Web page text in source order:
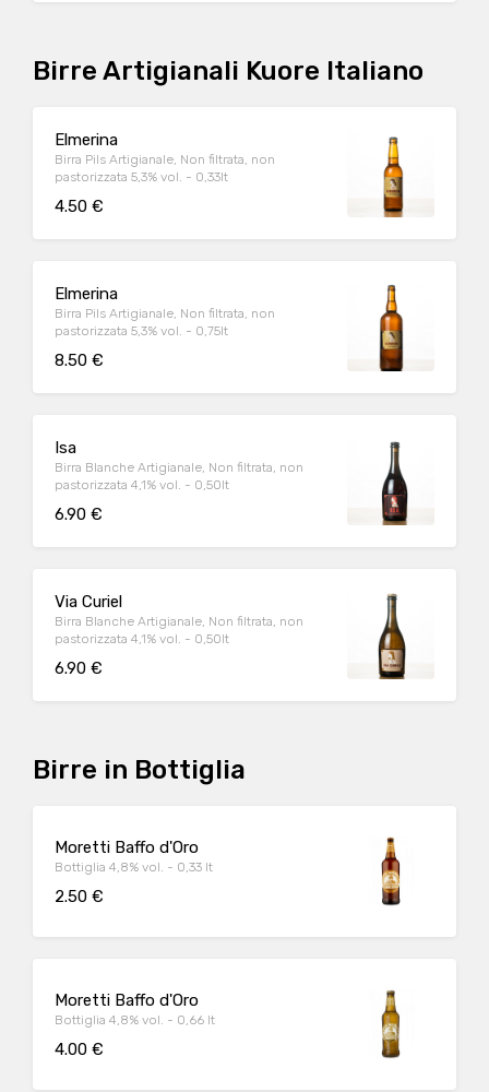
Birre Artigianali Kuore Italiano
Elmerina
Birra Pils Artigianale, Non filtrata, non
pastorizzata 5,3% vol. - 0,33lt
4.50 €
Elmerina
Birra Pils Artigianale, Non filtrata, non
pastorizzata 5,3% vol. - 0,75lt
8.50 €
Isa
Birra Blanche Artigianale, Non filtrata, non
pastorizzata 4,1% vol. - 0,50lt
6.90 €
Via Curiel
Birra Blanche Artigianale, Non filtrata, non
pastorizzata 4,1% vol. - 0,50lt
6.90 €
Birre in Bottiglia
Moretti Baffo d'Oro
Bottiglia 4,8% vol. - 0,33 lt
2.50 €
Moretti Baffo d'Oro
Bottiglia 4,8% vol. - 0,66 lt
4.00 €